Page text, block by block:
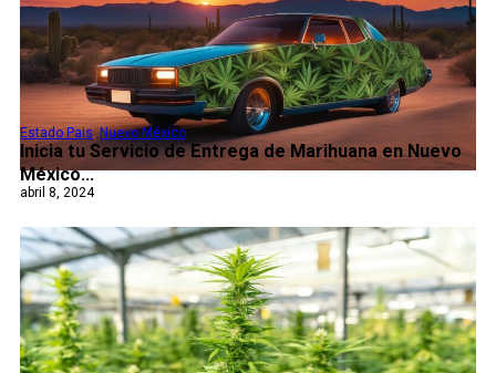
Inicia tu Servicio de Entrega de Marihuana en Nuevo
México...
Estado Pais,Nuevo México
abril 8, 2024